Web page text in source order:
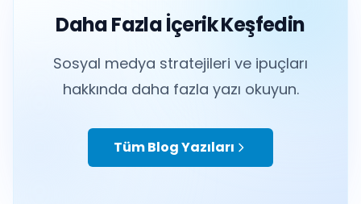
Daha Fazla İçerik Keşfedin
Sosyal medya stratejileri ve ipuçları
hakkında daha fazla yazı okuyun.
Tüm Blog Yazıları